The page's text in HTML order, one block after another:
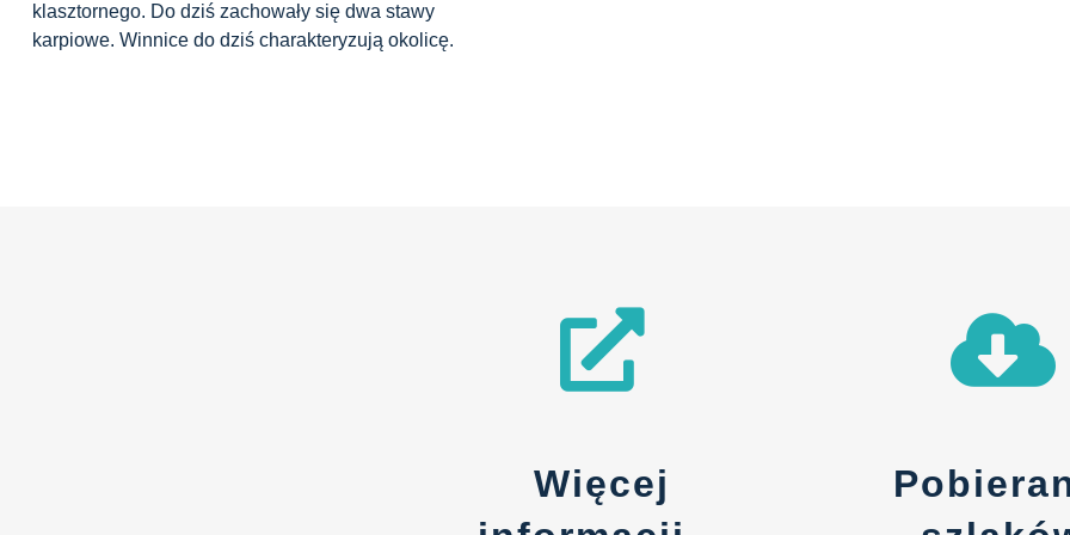
klasztornego. Do dziś zachowały się dwa stawy
karpiowe. Winnice do dziś charakteryzują okolicę.
Więcej